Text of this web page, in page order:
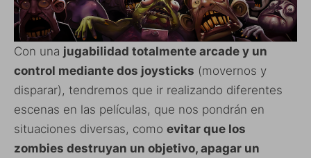
Con una jugabilidad totalmente arcade y un
control mediante dos joysticks (movernos y
disparar), tendremos que ir realizando diferentes
escenas en las películas, que nos pondrán en
situaciones diversas, como evitar que los
zombies destruyan un objetivo, apagar un